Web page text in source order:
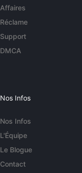
Affaires
Réclame
Support
DMCA
Nos Infos
Nos Infos
L'Équipe
Le Blogue
Contact